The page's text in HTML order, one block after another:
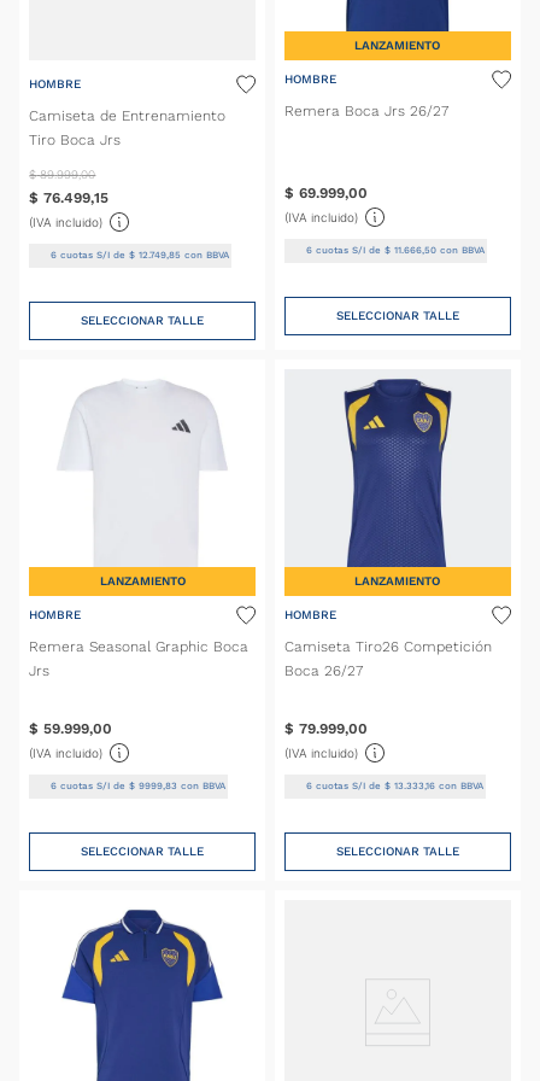
HOMBRE
Camiseta de Entrenamiento
Tiro Boca Jrs
$ 89.999,00
$ 76.499,15
(IVA incluido)
6 cuotas S/I de$ 12.749,85 con BBVA
SELECCIONAR TALLE
LANZAMIENTO
HOMBRE
Remera Boca Jrs 26/27
$ 69.999,00
(IVA incluido)
6cuotas S/I de $ 11.666,50con BBVA
SELECCIONAR TALLE
LANZAMIENTO
HOMBRE
Remera Seasonal Graphic Boca
Jrs
$ 59.999,00
(IVA incluido)
6 cuotas S/I de$ 9999 ,83 con BBVA
SELECCIONAR TALLE
LANZAMIENTO
HOMBRE
Camiseta Tiro26 Competición
Boca 26/27
$ 79.999,00
(IVA incluido)
6cuotas S/I de $ 13. 333,16con BBVA
SELECCIONAR TALLE